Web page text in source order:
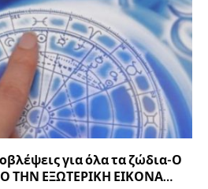
για όλα τα ζώδια-Ο
ΤΗΝ ΕΞΩΤΕΡΙΚΗ ΕΙΚΟΝΑ…